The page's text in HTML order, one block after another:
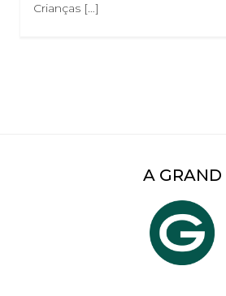
Crianças […]
A GRAND